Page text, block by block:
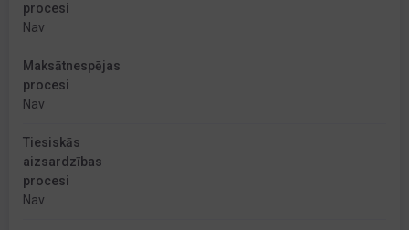
procesi
Nav
Maksātnespējas
procesi
Nav
Tiesiskās
aizsardzības
procesi
Nav